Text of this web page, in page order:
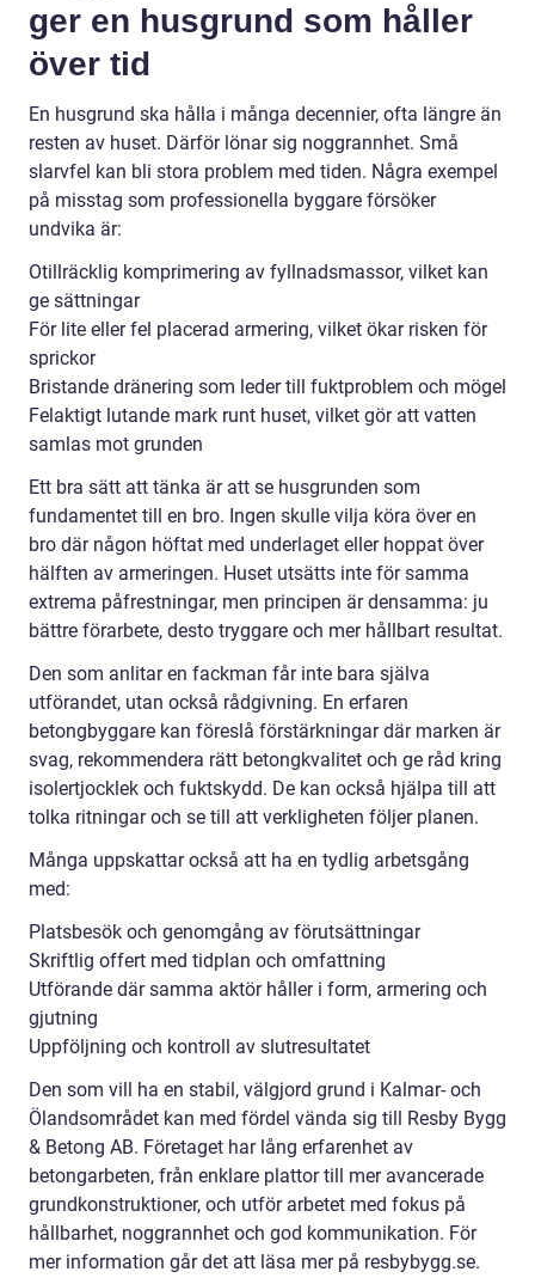
ger en husgrund som håller
över tid
En husgrund ska hålla i många decennier, ofta längre än
resten av huset. Därför lönar sig noggrannhet. Små
slarvfel kan bli stora problem med tiden. Några exempel
på misstag som professionella byggare försöker
undvika är:
Otillräcklig komprimering av fyllnadsmassor, vilket kan
ge sättningar
För lite eller fel placerad armering, vilket ökar risken för
sprickor
Bristande dränering som leder till fuktproblem och mögel
Felaktigt lutande mark runt huset, vilket gör att vatten
samlas mot grunden
Ett bra sätt att tänka är att se husgrunden som
fundamentet till en bro. Ingen skulle vilja köra över en
bro där någon höftat med underlaget eller hoppat över
hälften av armeringen. Huset utsätts inte för samma
extrema påfrestningar, men principen är densamma: ju
bättre förarbete, desto tryggare och mer hållbart resultat.
Den som anlitar en fackman får inte bara själva
utförandet, utan också rådgivning. En erfaren
betongbyggare kan föreslå förstärkningar där marken är
svag, rekommendera rätt betongkvalitet och ge råd kring
isolertjocklek och fuktskydd. De kan också hjälpa till att
tolka ritningar och se till att verkligheten följer planen.
Många uppskattar också att ha en tydlig arbetsgång
med:
Platsbesök och genomgång av förutsättningar
Skriftlig offert med tidplan och omfattning
Utförande där samma aktör håller i form, armering och
gjutning
Uppföljning och kontroll av slutresultatet
Den som vill ha en stabil, välgjord grund i Kalmar- och
Ölandsområdet kan med fördel vända sig till Resby Bygg
& Betong AB. Företaget har lång erfarenhet av
betongarbeten, från enklare plattor till mer avancerade
grundkonstruktioner, och utför arbetet med fokus på
hållbarhet, noggrannhet och god kommunikation. För
mer information går det att läsa mer på resbybygg.se.